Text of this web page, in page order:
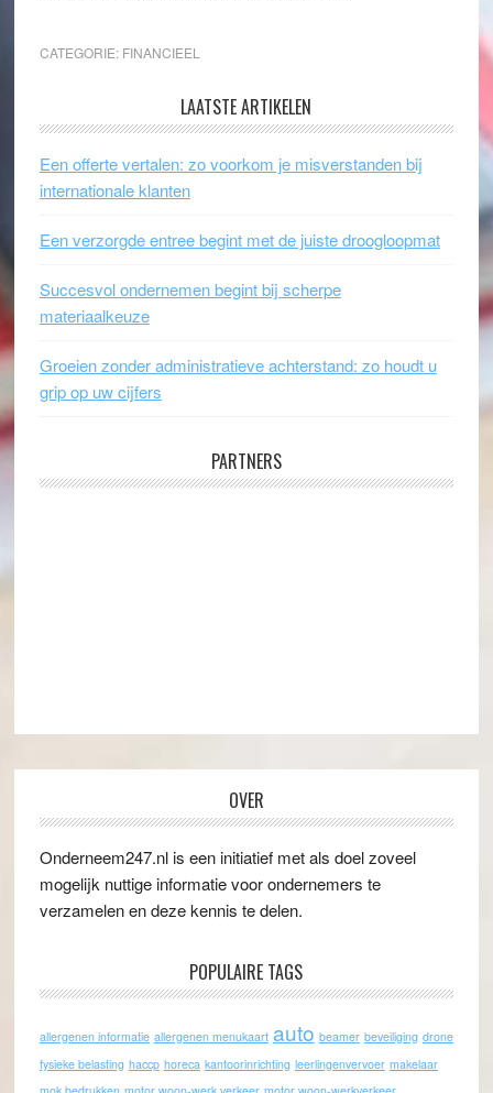
CATEGORIE: FINANCIEEL
LAATSTE ARTIKELEN
Een offerte vertalen: zo voorkom je misverstanden bij
internationale klanten
Een verzorgde entree begint met de juiste droogloopmat
Succesvol ondernemen begint bij scherpe
materiaalkeuze
Groeien zonder administratieve achterstand: zo houdt u
grip op uw cijfers
PARTNERS
OVER
Onderneem247.nl is een initiatief met als doel zoveel
mogelijk nuttige informatie voor ondernemers te
verzamelen en deze kennis te delen.
POPULAIRE TAGS
allergenen informatie allergenen menukaart auto beamer beveiliging drone
fysieke belasting haccp horeca kantoorinrichting leerlingenvervoer makelaar